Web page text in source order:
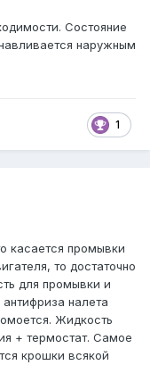
Состояние
наружным
1
касается промывки
то достаточно
для промывки и
налета
Жидкость
+ термостат. Самое
крошки всякой